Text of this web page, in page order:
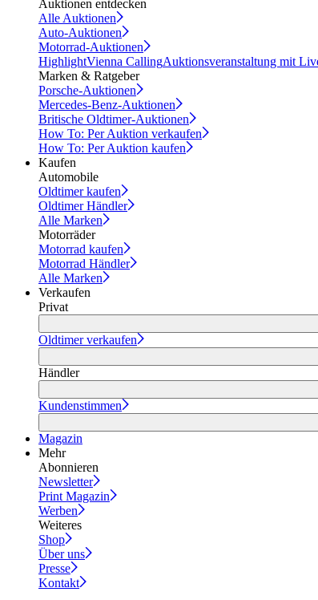
Auktionen entdecken
Alle Auktionen
Auto-Auktionen
Motorrad-Auktionen
HighlightVienna CallingAuktionsveranstaltung mit
Marken & Ratgeber
Porsche-Auktionen
Mercedes-Benz-Auktionen
Britische Oldtimer-Auktionen
How To: Per Auktion verkaufen
How To: Per Auktion kaufen
Kaufen
Automobile
Oldtimer kaufen
Oldtimer Händler
Alle Marken
Motorräder
Motorrad kaufen
Motorrad Händler
Alle Marken
Verkaufen
Privat
Oldtimer verkaufen
Händler
Kundenstimmen
Magazin
Mehr
Abonnieren
Newsletter
Print Magazin
Werben
Weiteres
Shop
Über uns
Presse
Kontakt